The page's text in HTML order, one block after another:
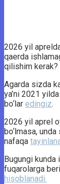
2026 yil
qaerda
qilishim kerak?
Agarda sizda
ya’ni 2021
bo‘lar edingiz.
2026 yil aprel
bo‘lmasa,
nafaqa
Bugungi kunda
fuqarolarga
hisoblanadi.